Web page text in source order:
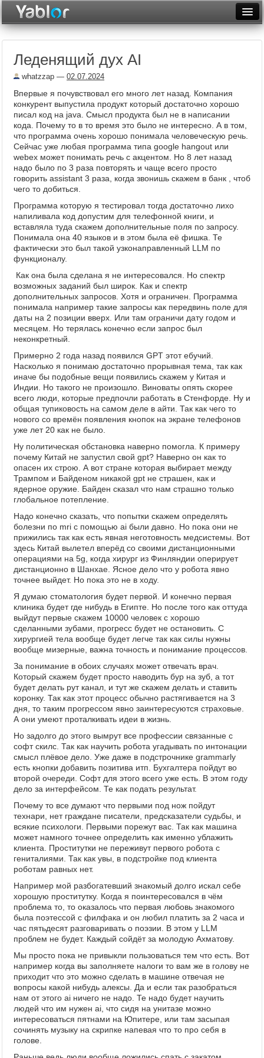
Неделя
Рейтинги
Архив
Видеотоп
Леденящий дух AI
whatzzap — 02.07.2024
Впервые я почувствовал его много лет назад. Компания
конкурент выпустила продукт который достаточно хорошо
писал код на java. Смысл продукта был не в написании
кода. Почему то в то время это было не интересно. А в том,
что программа очень хорошо понимала человеческую речь.
Сейчас уже любая программа типа google hangout или
webex может понимать речь с акцентом. Но 8 лет назад
надо было по 3 раза повторять и чаще всего просто
говорить assistant 3 раза, когда звонишь скажем в банк , чтоб
чего то добиться.
Программа которую я тестировал тогда достаточно лихо
напиливала код допустим для телефонной книги, и
вставляла туда скажем дополнительные поля по запросу.
Понимала она 40 языков и в этом была её фишка. Те
фактически это был такой узконаправленный LLM по
функционалу.
Как она была сделана я не интересовался. Но спектр
возможных заданий был широк. Как и спектр
дополнительных запросов. Хотя и ограничен. Программа
понимала например такие запросы как передвинь поле для
даты на 2 позиции вверх. Или там ограничи дату годом и
месяцем. Но терялась конечно если запрос был
неконкретный.
Примерно 2 года назад появился GPT этот ебучий.
Насколько я понимаю достаточно прорывная тема, так как
иначе бы подобные вещи появились скажем у Китая и
Индии. Но такого не произошло. Виноваты опять скорее
всего люди, которые предпочли работать в Стенфорде. Ну и
общая тупиковость на самом деле в айти. Так как чего то
нового со времён появления кнопок на экране телефонов
уже лет 20 как не было.
Ну политическая обстановка наверно помогла. К примеру
почему Китай не запустил свой gpt? Наверно он как то
опасен их строю. А вот стране которая выбирает между
Трампом и Байденом никакой gpt не страшен, как и
ядерное оружие. Байден сказал что нам страшно только
глобальное потепление.
Надо конечно сказать, что попытки скажем определять
болезни по mri с помощью ai были давно. Но пока они не
прижились так как есть явная неготовность медсистемы. Вот
здесь Китай вылетел вперёд со своими дистанционными
операциями на 5g, когда хирург из Финляндии оперирует
дистанционно в Шанхае. Ясное дело что у робота явно
точнее выйдет. Но пока это не в ходу.
Я думаю стоматология будет первой. И конечно первая
клиника будет где нибудь в Египте. Но после того как оттуда
выйдут первые скажем 10000 человек с хорошо
сделанными зубами, прогресс будет не остановить. С
хирургией тела вообще будет легче так как силы нужны
вообще мизерные, важна точность и понимание процессов.
За понимание в обоих случаях может отвечать врач.
Который скажем будет просто наводить бур на зуб, а тот
будет делать рут канал, и тут же скажем делать и ставить
коронку. Так как этот процесс обычно растягивается на 3
дня, то таким прогрессом явно заинтересуются страховые.
А они умеют проталкивать идеи в жизнь.
Но задолго до этого вымрут все профессии связанные с
софт скилс. Так как научить робота угадывать по интонации
смысл плёвое дело. Уже даже в подстрочнике grammarly
есть кнопки добавить позитива итп. Бухгалтера пойдут во
второй очереди. Софт для этого всего уже есть. В этом году
дело за интерфейсом. Те как подать результат.
Почему то все думают что первыми под нож пойдут
технари, нет граждане писатели, предсказатели судьбы, и
всякие психологи. Первыми порежут вас. Так как машина
может намного точнее определить как именно ублажить
клиента. Проститутки не переживут первого робота с
гениталиями. Так как увы, в подстройке под клиента
роботам равных нет.
Например мой разбогатевший знакомый долго искал себе
хорошую проститутку. Когда я поинтересовался в чём
проблема то, то оказалось что первая любовь знакомого
была поэтессой с филфака и он любил платить за 2 часа и
час пятьдесят разговаривать о поэзии. В этом у LLM
проблем не будет. Каждый сойдёт за молодую Ахматову.
Мы просто пока не привыкли пользоваться тем что есть. Вот
например когда вы заполняете налоги то вам же в голову не
приходит что это можно сделать в машине отвечая не
вопросы какой нибудь алексы. Да и если так разобраться
нам от этого ai ничего не надо. Те надо будет научить
людей что им нужен ai, что сидя на унитазе можно
интересоваться пятнами на Юпитере, или там засыпая
сочинять музыку на скрипке напевая что то про себя в
голове.